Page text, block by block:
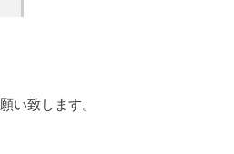
い致します。